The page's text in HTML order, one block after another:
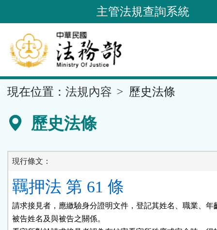
到
要
內
容
區
主管法規查詢系統
現在位置： 法規內容 歷史法條
歷史法條
現行條文：
羈押法 第 61 條
請求接見者，應繳驗身分證明文件，登記其姓名、職業、年
被告姓名及與被告之關係。